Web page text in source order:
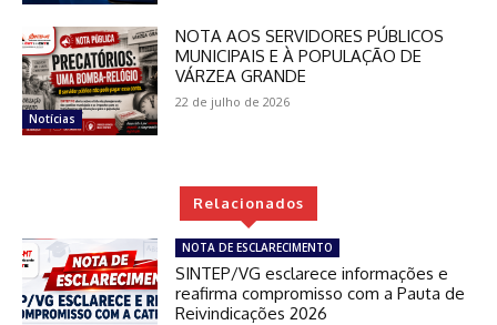
Notícias
NOTA AOS SERVIDORES PÚBLICOS
MUNICIPAIS E À POPULAÇÃO DE
VÁRZEA GRANDE
22 de julho de 2026
Relacionados
NOTA DE ESCLARECIMENTO
SINTEP/VG esclarece informações e
reafirma compromisso com a Pauta de
Reivindicações 2026